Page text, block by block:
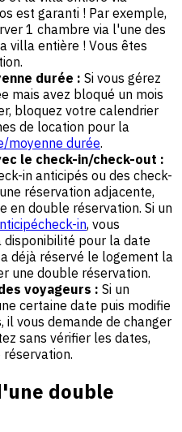
est garanti ! Par exemple,
1 chambre via l'une des
villa entière ! Vous êtes
durée : Si vous gérez
mais avez bloqué un mois
bloquez votre calendrier
de location pour la
moyenne durée.
le check-in/check-out :
in anticipés ou des check-
réservation adjacente,
en double réservation. Si un
check-in, vous
pour la date
déjà réservé le logement la
une double réservation.
voyageurs : Si un
certaine date puis modifie
il vous demande de changer
sans vérifier les dates,
double